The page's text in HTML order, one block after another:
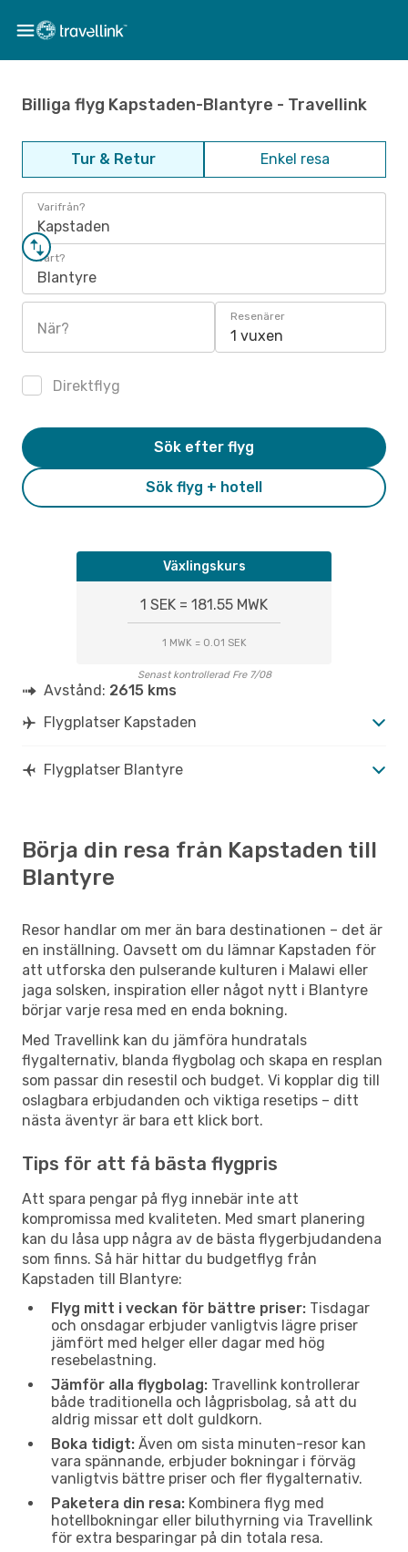
Billiga flyg Kapstaden-Blantyre - Travellink
Tur & Retur Enkel resa
Varifrån?
Kapstaden
Vart?
Blantyre
När?
Resenärer
1 vuxen
Direktflyg
Sök flyg + hotell
Sök efter flyg
Växlingskurs
1 SEK = 181.55 MWK
1 MWK = 0.01 SEK
Senast kontrollerad Fre 7/08
Avstånd: 2615 kms
Flygplatser Kapstaden
Flygplatser Blantyre
Börja din resa från Kapstaden till
Blantyre
Resor handlar om mer än bara destinationen – det är
en inställning. Oavsett om du lämnar Kapstaden för
att utforska den pulserande kulturen i Malawi eller
jaga solsken, inspiration eller något nytt i Blantyre
börjar varje resa med en enda bokning.
Med Travellink kan du jämföra hundratals
flygalternativ, blanda flygbolag och skapa en resplan
som passar din resestil och budget. Vi kopplar dig till
oslagbara erbjudanden och viktiga resetips – ditt
nästa äventyr är bara ett klick bort.
Tips för att få bästa flygpris
Att spara pengar på flyg innebär inte att
kompromissa med kvaliteten. Med smart planering
kan du låsa upp några av de bästa flygerbjudandena
som finns. Så här hittar du budgetflyg från
Kapstaden till Blantyre:
Flyg mitt i veckan för bättre priser: Tisdagar
och onsdagar erbjuder vanligtvis lägre priser
jämfört med helger eller dagar med hög
resebelastning.
Jämför alla flygbolag: Travellink kontrollerar
både traditionella och lågprisbolag, så att du
aldrig missar ett dolt guldkorn.
Boka tidigt: Även om sista minuten-resor kan
vara spännande, erbjuder bokningar i förväg
vanligtvis bättre priser och fler flygalternativ.
Paketera din resa: Kombinera flyg med
hotellbokningar eller biluthyrning via Travellink
för extra besparingar på din totala resa.